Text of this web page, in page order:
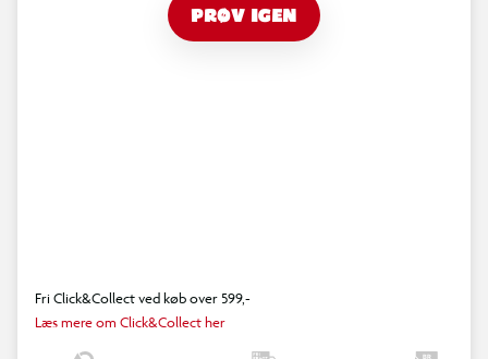
PRØV IGEN
Fri Click&Collect ved køb over 599,-
Læs mere om Click&Collect her